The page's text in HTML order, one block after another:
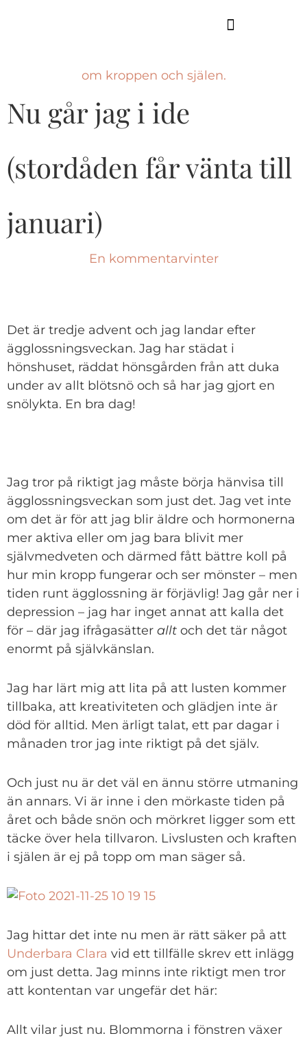
om kroppen och själen.
Nu går jag i ide
(stordåden får vänta till
januari)
En kommentarvinter
Det är tredje advent och jag landar efter
ägglossningsveckan. Jag har städat i
hönshuset, räddat hönsgården från att duka
under av allt blötsnö och så har jag gjort en
snölykta. En bra dag!
Jag tror på riktigt jag måste börja hänvisa till
ägglossningsveckan som just det. Jag vet inte
om det är för att jag blir äldre och hormonerna
mer aktiva eller om jag bara blivit mer
självmedveten och därmed fått bättre koll på
hur min kropp fungerar och ser mönster – men
tiden runt ägglossning är förjävlig! Jag går ner i
depression – jag har inget annat att kalla det
för – där jag ifrågasätter allt och det tär något
enormt på självkänslan.
Jag har lärt mig att lita på att lusten kommer
tillbaka, att kreativiteten och glädjen inte är
död för alltid. Men ärligt talat, ett par dagar i
månaden tror jag inte riktigt på det själv.
Och just nu är det väl en ännu större utmaning
än annars. Vi är inne i den mörkaste tiden på
året och både snön och mörkret ligger som ett
täcke över hela tillvaron. Livslusten och kraften
i själen är ej på topp om man säger så.
Jag hittar det inte nu men är rätt säker på att
Underbara Clara vid ett tillfälle skrev ett inlägg
om just detta. Jag minns inte riktigt men tror
att kontentan var ungefär det här:
Allt vilar just nu. Blommorna i fönstren växer